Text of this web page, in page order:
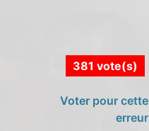
381 vote(s)
Voter pour cette
erreur